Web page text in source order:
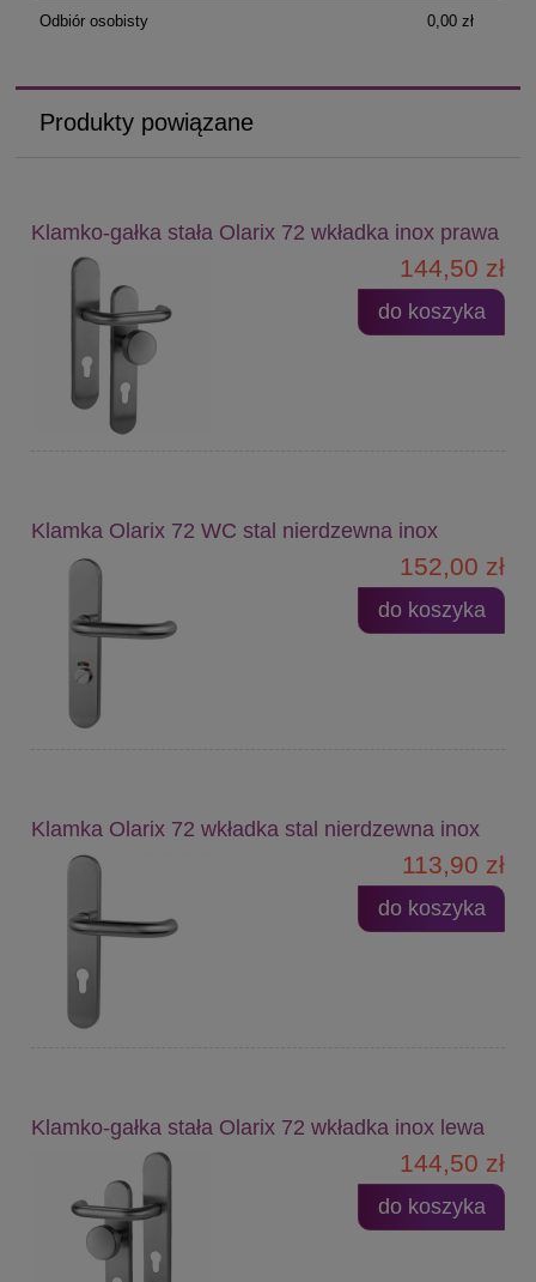
Odbiór osobisty 0,00 zł
Produkty powiązane
Klamko-gałka stała Olarix 72 wkładka inox prawa
144,50 zł
do koszyka
Klamka Olarix 72 WC stal nierdzewna inox
152,00 zł
do koszyka
Klamka Olarix 72 wkładka stal nierdzewna inox
113,90 zł
do koszyka
Klamko-gałka stała Olarix 72 wkładka inox lewa
144,50 zł
do koszyka